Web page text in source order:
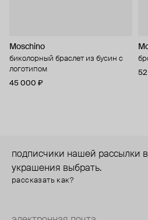
Moschino
биколорный браслет из бусин с
логотипом
45 000 ₽
52
подписчики нашей рассылки
украшения выбрать.
рассказать как?